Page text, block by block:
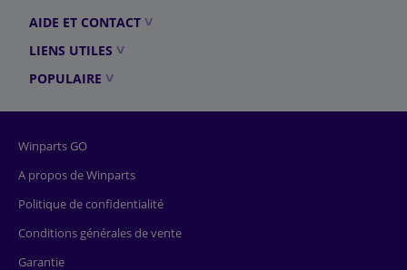
AIDE ET CONTACT
LIENS UTILES
POPULAIRE
Winparts GO
A propos de Winparts
Politique de confidentialité
Conditions générales de vente
Garantie